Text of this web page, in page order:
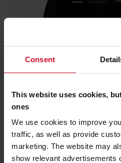
Consent
This website uses cookies,
ones
We use cookies to improve
traffic, as well as provide
marketing. The website may
show relevant advertisements
Frisiktsstativet och skyddstaket
över lasten och arbetsmiljön.